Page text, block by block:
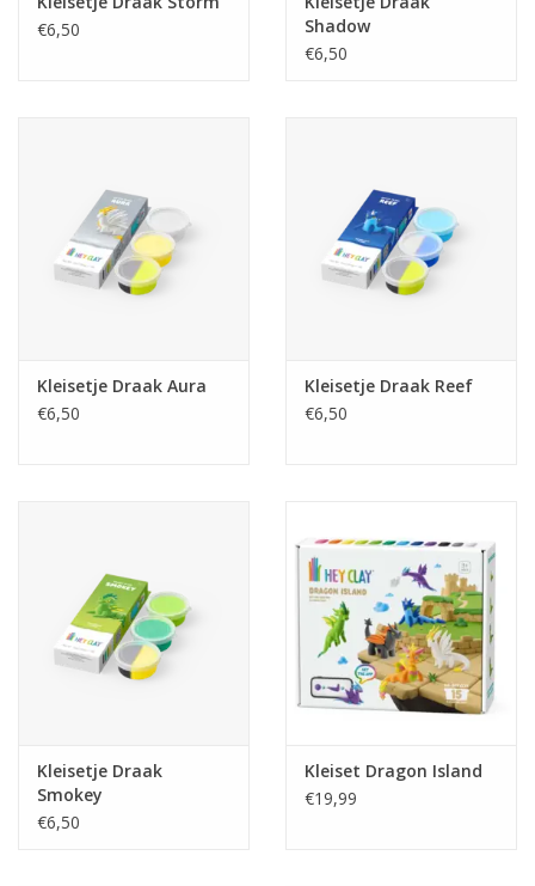
Blogs
€6,50
Shadow
€6,50
Kleisetje Draak Aura
€6,50
Kleisetje Draak Reef
€6,50
Kleisetje Draak
Smokey
€6,50
Kleiset Dragon Island
€19,99